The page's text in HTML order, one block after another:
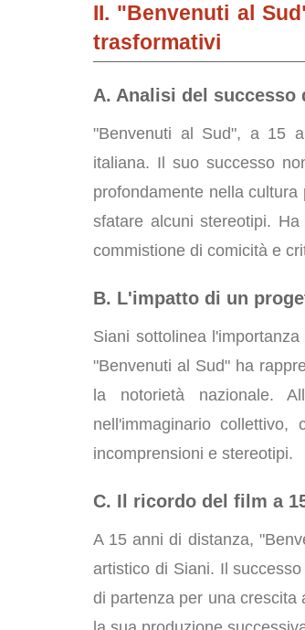
II. "Benvenuti al
trasformativi
A. Analisi del
"Benvenuti al Sud", a 15
italiana. Il suo successo
profondamente nella
sfatare alcuni stereotipi.
commistione di comicità e
B. L'impatto di un
Siani sottolinea
"Benvenuti al Sud" ha
la notorietà nazionale.
nell'immaginario
incomprensioni e stereotipi.
C. Il ricordo del film a
A 15 anni di distanza,
artistico di Siani. Il
di partenza per una crescita